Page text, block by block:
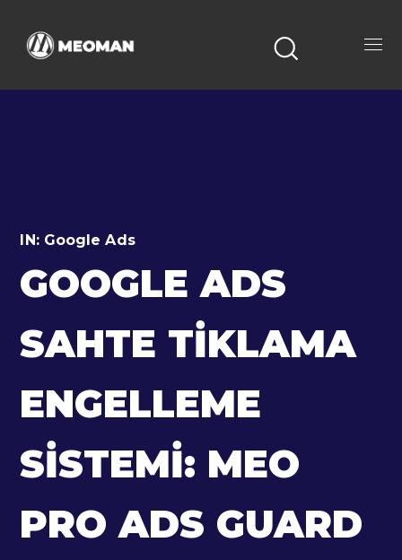
IN: Google Ads
GOOGLE ADS
SAHTE TIKLAMA
ENGELLEME
SISTEMI: MEO
PRO ADS GUARD